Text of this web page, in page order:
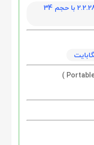
دانلود نسخه 64 بیتی ورژن 2.2.28 با حجم 34